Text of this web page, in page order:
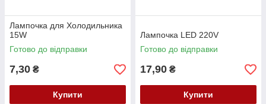
Лампочка для Холодильника
15W
Готово до відправки
7,30 ₴
Купити
Лампочка LED 220V
Готово до відправки
17,90 ₴
Купити